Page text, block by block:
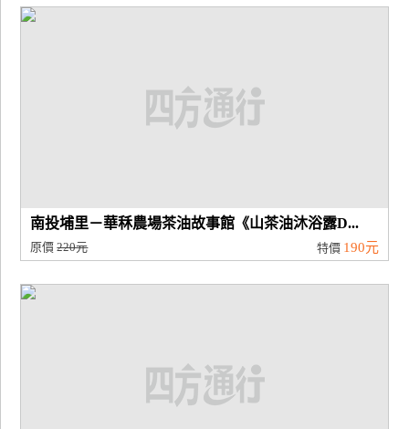
作
商
品
宣
南投埔里－華秝農場茶油故事館《山茶油沐浴露D...
原價220元 特價 190元